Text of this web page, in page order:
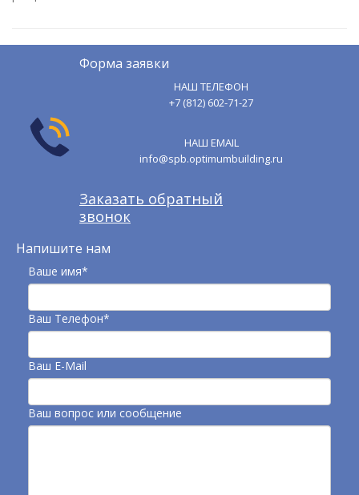
Форма заявки
НАШ ТЕЛЕФОН
+7 (812) 602-71-27
НАШ EMAIL
info@spb.optimumbuilding.ru
Заказать обратный
звонок
Напишите нам
Ваше имя*
Ваш Телефон*
Ваш E-Mail
Ваш вопрос или сообщение